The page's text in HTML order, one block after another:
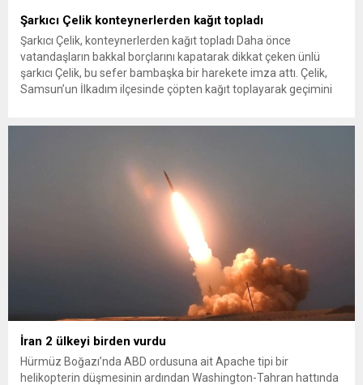
Şarkıcı Çelik konteynerlerden kağıt topladı
Şarkıcı Çelik, konteynerlerden kağıt topladı Daha önce
vatandaşların bakkal borçlarını kapatarak dikkat çeken ünlü
şarkıcı Çelik, bu sefer bambaşka bir harekete imza attı. Çelik,
Samsun’un İlkadım ilçesinde çöpten kağıt toplayarak geçimini
İran 2 ülkeyi birden vurdu
Hürmüz Boğazı’nda ABD ordusuna ait Apache tipi bir
helikopterin düşmesinin ardından Washington-Tahran hattında